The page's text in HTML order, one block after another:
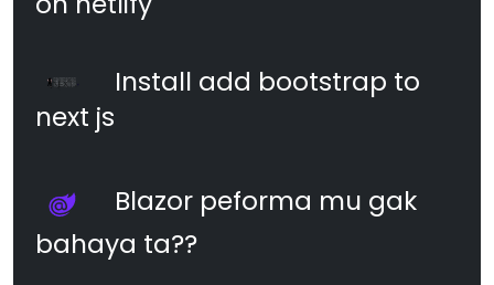
Install add bootstrap to
next js
Blazor peforma mu gak
bahaya ta??